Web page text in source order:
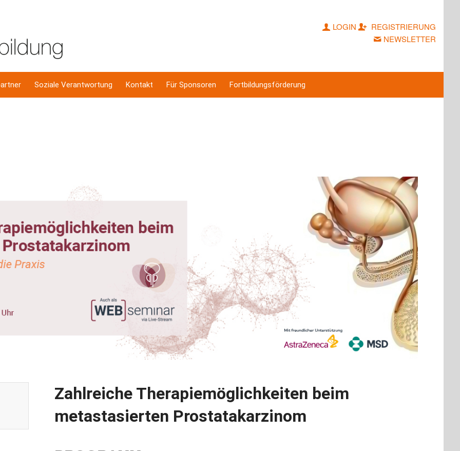
LOGIN
REGISTRIERUNG
NEWSLETTER
Soziale Verantwortung Kontakt Für Sponsoren Fortbildungsförderung
Zahlreiche Therapiemöglichkeiten beim
metastasierten Prostatakarzinom